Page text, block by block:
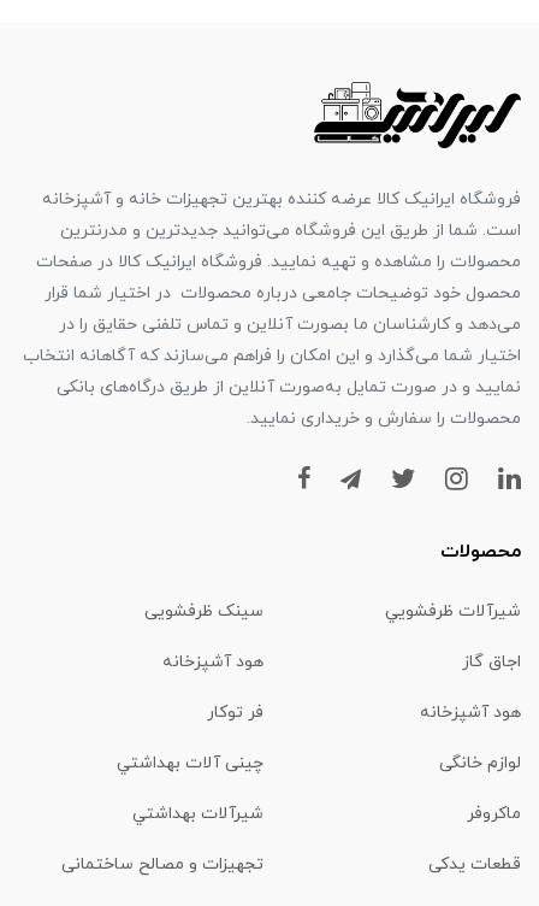
فروشگاه ایرانیک کالا عرضه کننده بهترین تجهیزات خانه و آشپزخانه
است. شما از طریق این فروشگاه می‌توانید جدیدترین و مدرنترین
محصولات را مشاهده و تهیه نمایید. فروشگاه ایرانیک کالا در صفحات
محصول خود توضیحات جامعی درباره محصولات در اختیار شما قرار
می‌دهد و کارشناسان ما بصورت آنلاین و تماس تلفنی حقایق را در
اختیار شما می‌گذارد و این امکان را فراهم می‌سازند که آگاهانه انتخاب
نمایید و در صورت تمایل به‌صورت آنلاین از طریق درگاه‌های بانکی
محصولات را سفارش و خریداری نمایید.
محصولات
شیرآلات ظرفشويي سینک ظرفشویی
اجاق گاز هود آشپزخانه
هود آشپزخانه فر توکار
لوازم خانگی چینی آلات بهداشتي
ماكروفر شیرآلات بهداشتي
قطعات یدکی تجهیزات و مصالح ساختمانی